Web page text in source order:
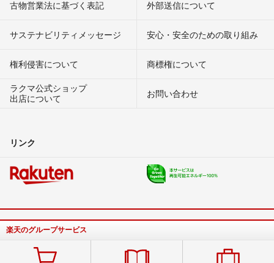
古物営業法に基づく表記 外部送信について
サステナビリティメッセージ 安心・安全のための取り組み
権利侵害について
商標権について
ラクマ公式ショップ
出店について
お問い合わせ
リンク
楽天のグループサービス